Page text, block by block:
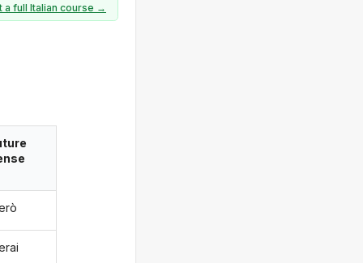
a full Italian course →